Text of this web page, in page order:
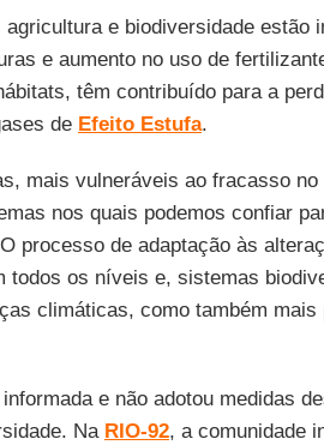
e biodiversidade estão
e aumento no uso de
têm contribuído para a
de Efeito Estufa.
mais vulneráveis ao fracasso
nos quais podemos confiar
processo de adaptação às
todos os níveis e, sistemas
climáticas, como também
e não adotou medidas
Na RIO-92, a comunidade